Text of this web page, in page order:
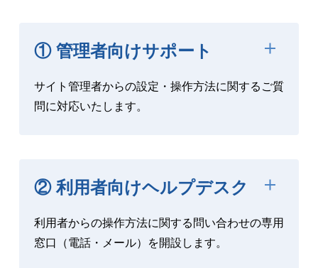
① 管理者向けサポート
サイト管理者からの設定・操作方法に関するご質
問に対応いたします。
② 利用者向けヘルプデスク
利用者からの操作方法に関する問い合わせの専用
窓口（電話・メール）を開設します。